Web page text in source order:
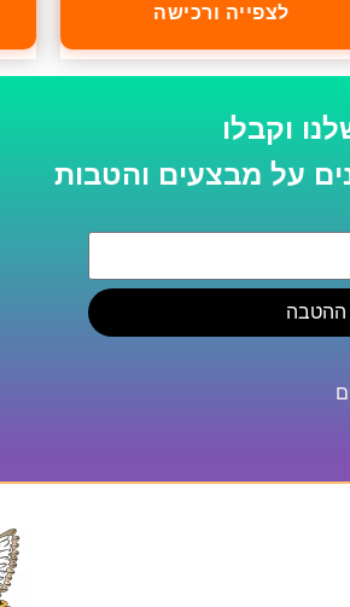
לצפייה ורכישה
וקבלו
על מבצעים והטבות
ההטבה